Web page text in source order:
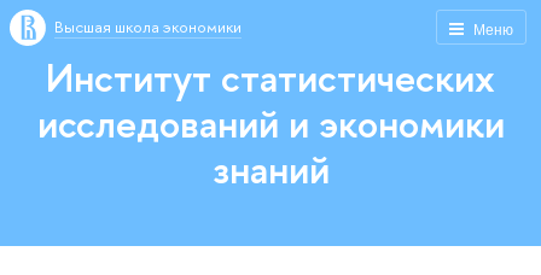
Меню
Высшая школа экономики
Институт статистических
исследований и экономики
знаний